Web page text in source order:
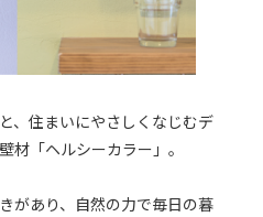
、住まいにやさしくなじむデ
材「ヘルシーカラー」。
があり、自然の力で毎日の暮